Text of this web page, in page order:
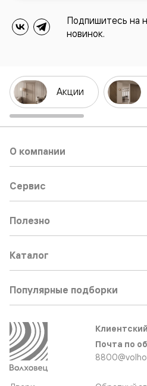
Подпишитесь на
новинок.
Акции
О компании
Сервис
Полезно
Каталог
Популярные подборки
Почта по